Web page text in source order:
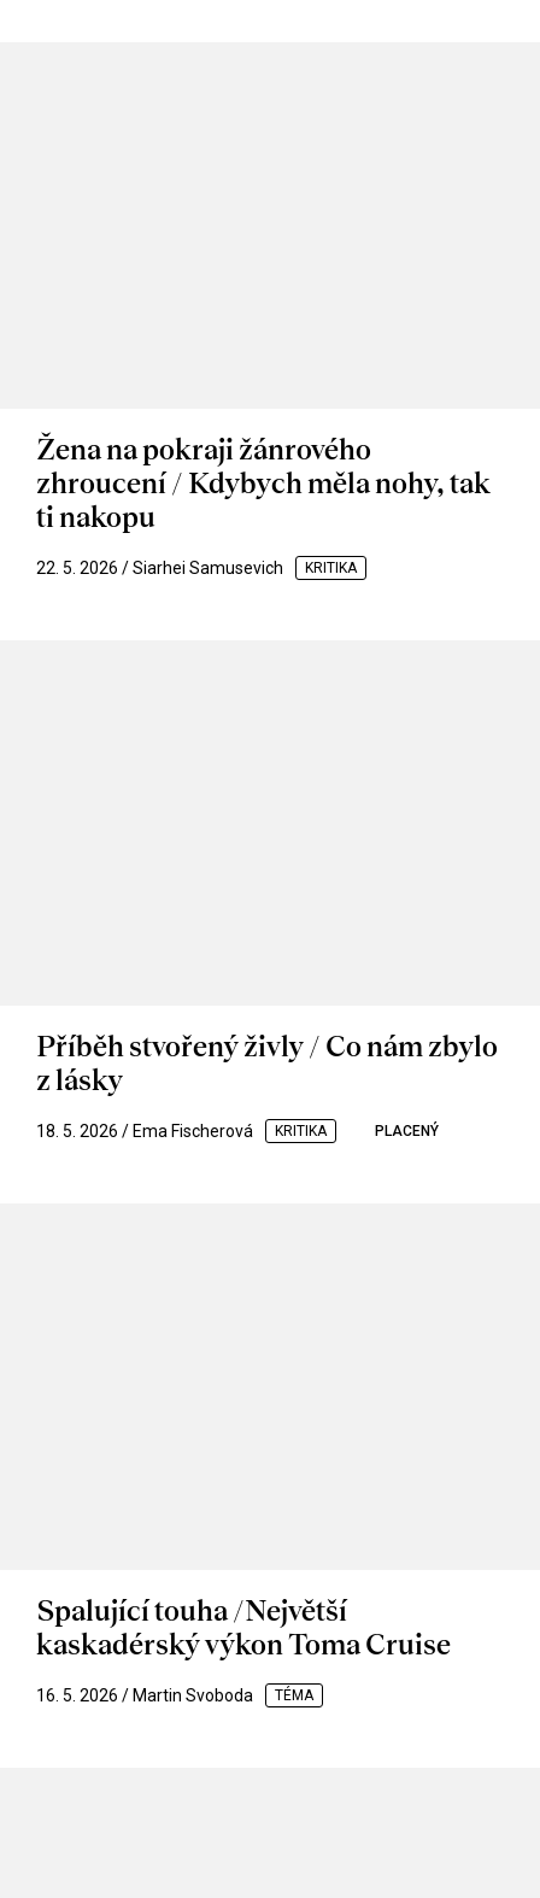
Žena na pokraji žánrového
zhroucení / Kdybych měla nohy, tak
ti nakopu
22. 5. 2026 / Siarhei Samusevich KRITIKA
Příběh stvořený živly / Co nám zbylo
z lásky
18. 5. 2026 / Ema Fischerová KRITIKA PLACENÝ
Spalující touha /Největší
kaskadérský výkon Toma Cruise
16. 5. 2026 / Martin Svoboda TÉMA